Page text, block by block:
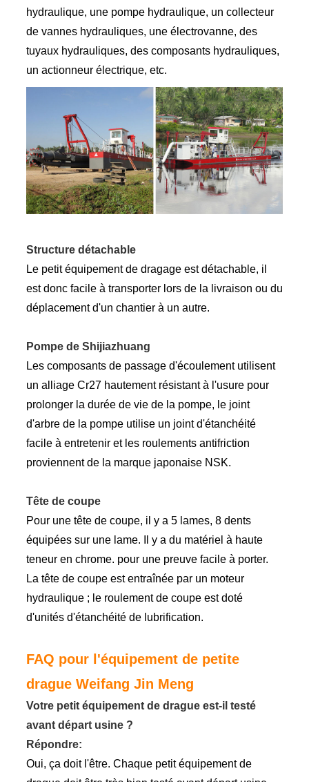
hydraulique, une pompe hydraulique, un collecteur
de vannes hydrauliques, une électrovanne, des
tuyaux hydrauliques, des composants hydrauliques,
un actionneur électrique, etc.
Structure détachable
Le petit équipement de dragage est détachable, il
est donc facile à transporter lors de la livraison ou du
déplacement d'un chantier à un autre.
Pompe de Shijiazhuang
Les composants de passage d'écoulement utilisent
un alliage Cr27 hautement résistant à l'usure pour
prolonger la durée de vie de la pompe, le joint
d'arbre de la pompe utilise un joint d'étanchéité
facile à entretenir et les roulements antifriction
proviennent de la marque japonaise NSK.
Tête de coupe
Pour une tête de coupe, il y a 5 lames, 8 dents
équipées sur une lame. Il y a du matériel à haute
teneur en chrome. pour une preuve facile à porter.
La tête de coupe est entraînée par un moteur
hydraulique ; le roulement de coupe est doté
d'unités d'étanchéité de lubrification.
FAQ pour l'équipement de petite
drague Weifang Jin Meng
Votre petit équipement de drague est-il testé
avant départ usine ?
Répondre:
Oui, ça doit l'être. Chaque petit équipement de